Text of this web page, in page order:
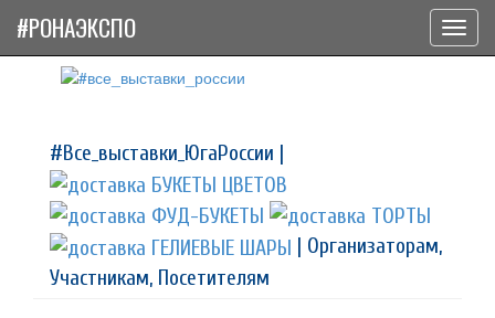
#Все_выставки_ЮгаРоссии |
| Организаторам,
Участникам, Посетителям
#РОНАЭКСПО